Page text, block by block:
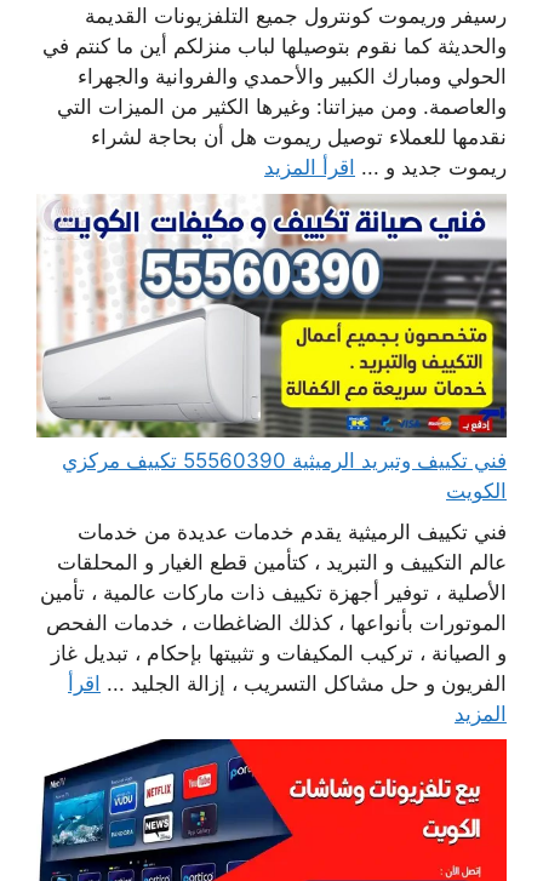
رسيفر وريموت كونترول جميع التلفزيونات القديمة
والحديثة كما نقوم بتوصيلها لباب منزلكم أين ما كنتم في
الحولي ومبارك الكبير والأحمدي والفروانية والجهراء
والعاصمة. ومن ميزاتنا: وغيرها الكثير من الميزات التي
نقدمها للعملاء توصيل ريموت هل أن بحاجة لشراء
ريموت جديد و ... اقرأ المزيد
فني تكييف وتبريد الرميثية 55560390 تكييف مركزي
الكويت
فني تكييف الرميثية يقدم خدمات عديدة من خدمات
عالم التكييف و التبريد ، كتأمين قطع الغيار و المحلقات
الأصلية ، توفير أجهزة تكييف ذات ماركات عالمية ، تأمين
الموتورات بأنواعها ، كذلك الضاغطات ، خدمات الفحص
و الصيانة ، تركيب المكيفات و تثبيتها بإحكام ، تبديل غاز
الفريون و حل مشاكل التسريب ، إزالة الجليد ... اقرأ
المزيد